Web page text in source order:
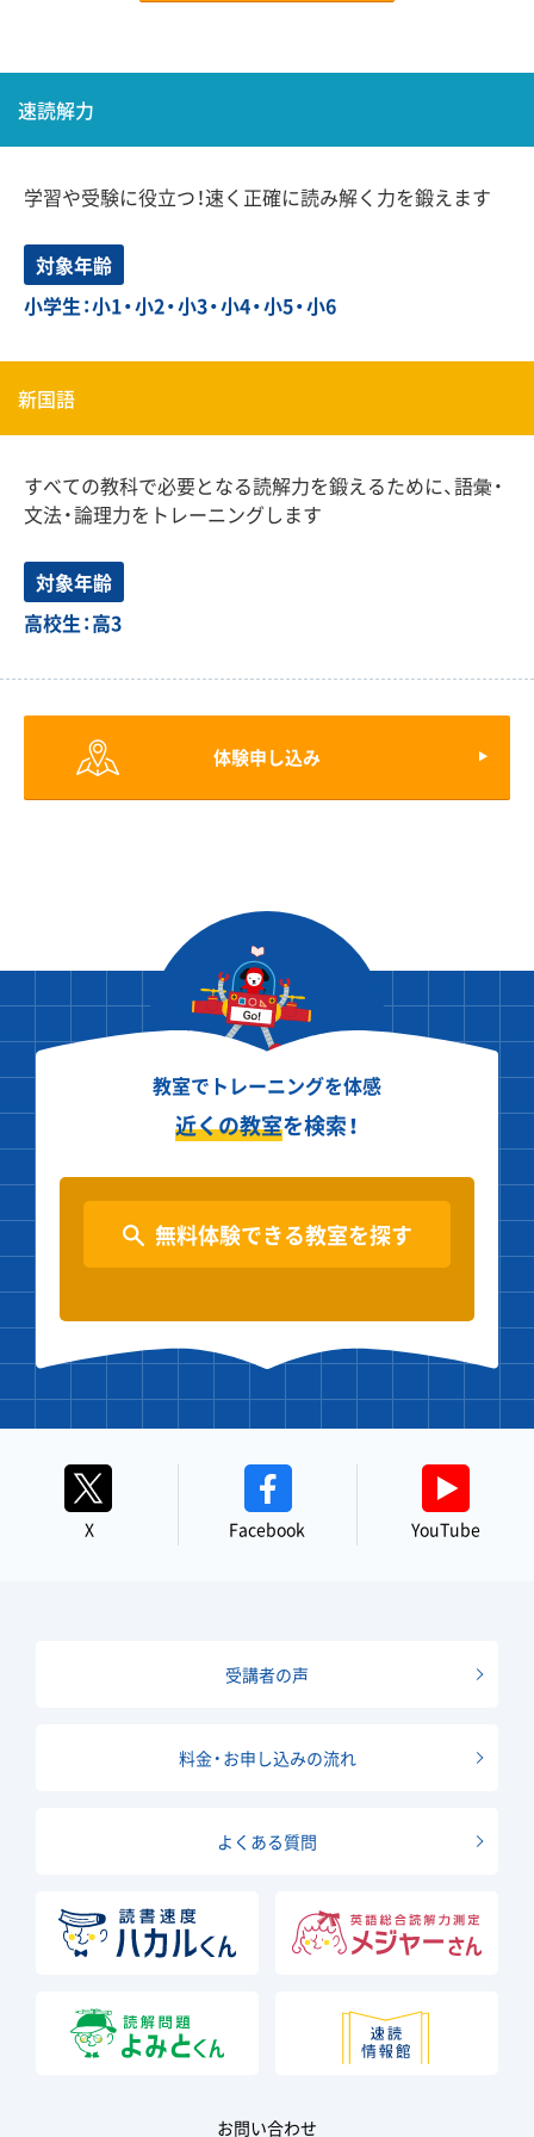
速読解力
学習や受験に役立つ！速く正確に読み解く力を鍛えます
対象年齢
小学生：小1・小2・小3・小4・小5・小6
新国語
すべての教科で必要となる読解力を鍛えるために、語彙・
文法・論理力をトレーニングします
対象年齢
高校生：高3
体験申し込み
教室でトレーニングを体感
近くの教室を検索！
無料体験できる教室を探す
X Facebook YouTube
受講者の声
料金・お申し込みの流れ
よくある質問
お問い合わせ